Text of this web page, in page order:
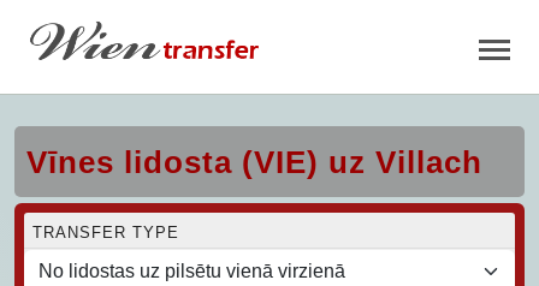
Vīnes lidosta (VIE) uz Villach
TRANSFER TYPE